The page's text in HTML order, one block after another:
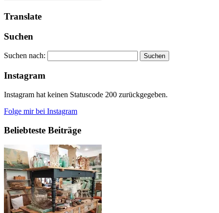
Translate
Suchen
Suchen nach:
Instagram
Instagram hat keinen Statuscode 200 zurückgegeben.
Folge mir bei Instagram
Beliebteste Beiträge